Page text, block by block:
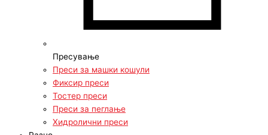
Пресување
Преси за машки кошули
Фиксир преси
Тостер преси
Преси за пеглање
Хидролични преси